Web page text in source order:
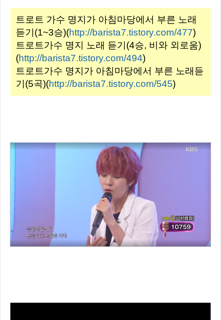
트로트 가수 명지가 아침마당에서 부른 노래
듣기(1~3승)(http://barista7.tistory.com/477)
트로트가수 명지 노래 듣기(4승, 비와 외로움)
(http://barista7.tistory.com/494)
트로트가수 명지가 아침마당에서 부른 노래듣
기(5곡)(http://barista7.tistory.com/545)